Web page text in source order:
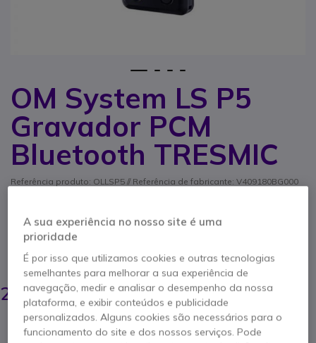
OM System LS P5
Gravador PCM
Bluetooth TRESMIC
Referência produto: OLLSP5 // Referência de fabricante: V409180BG000
(zoom) e Bluetooth para monitorização e
controlo sem fios.
POUPE 17,00 €
229,95 €
212,95 € s/iva 261,93 € Iva Incl.
Qtd
ADICIONAR AO CARRINHO
Saltar para o início da Galeria de imagens
A sua experiência no nosso site é uma
prioridade
É por isso que utilizamos cookies e outras tecnologias
semelhantes para melhorar a sua experiência de
navegação, medir e analisar o desempenho da nossa
plataforma, e exibir conteúdos e publicidade
personalizados. Alguns cookies são necessários para o
funcionamento do site e dos nossos serviços. Pode